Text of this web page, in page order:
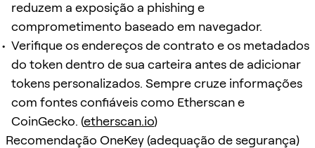
reduzem a exposição a phishing e
comprometimento baseado em navegador.
Verifique os endereços de contrato e os metadados
do token dentro de sua carteira antes de adicionar
tokens personalizados. Sempre cruze informações
com fontes confiáveis como Etherscan e
CoinGecko. (etherscan.io)
Recomendação OneKey (adequação de segurança)